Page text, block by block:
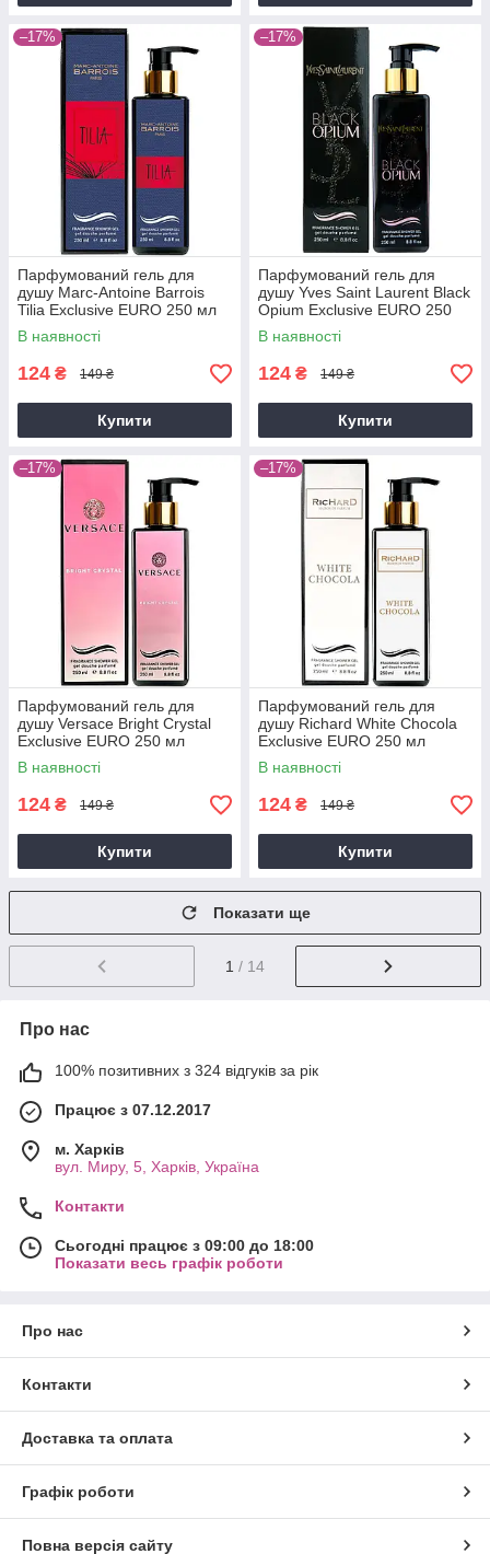
–17%
Парфумований гель для
душу Marc-Antoine Barrois
Tilia Exclusive EURO 250 мл
В наявності
124 ₴ 149 ₴
Купити
–17%
Парфумований гель для
душу Yves Saint Laurent Black
Opium Exclusive EURO 250
мл
В наявності
124 ₴ 149 ₴
Купити
–17%
Парфумований гель для
душу Versace Bright Crystal
Exclusive EURO 250 мл
В наявності
124 ₴ 149 ₴
Купити
–17%
Парфумований гель для
душу Richard White Chocola
Exclusive EURO 250 мл
В наявності
124 ₴ 149 ₴
Купити
Показати ще
1 / 14
Про нас
100% позитивних з 324 відгуків за рік
Працює з 07.12.2017
м. Харків
вул. Миру, 5, Харків, Україна
Контакти
Сьогодні працює з 09:00 до 18:00
Показати весь графік роботи
Про нас
Контакти
Доставка та оплата
Графік роботи
Повна версія сайту